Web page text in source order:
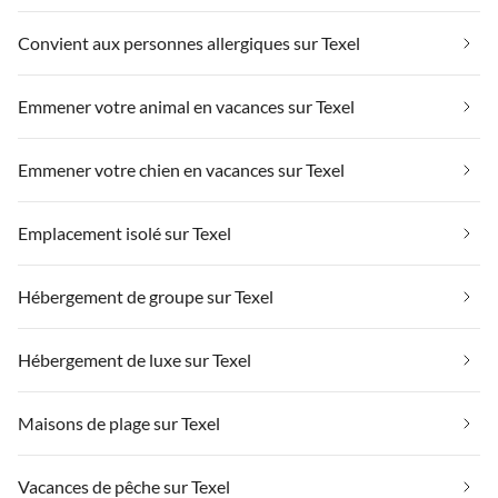
Convient aux personnes allergiques sur Texel
Emmener votre animal en vacances sur Texel
Emmener votre chien en vacances sur Texel
Emplacement isolé sur Texel
Hébergement de groupe sur Texel
Hébergement de luxe sur Texel
Maisons de plage sur Texel
Vacances de pêche sur Texel